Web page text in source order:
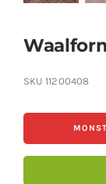
SKU 11200408